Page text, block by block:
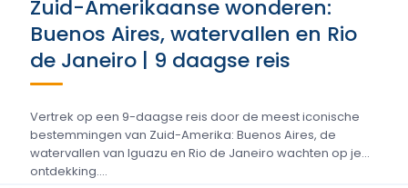
Zuid-Amerikaanse wonderen:
Buenos Aires, watervallen en Rio
de Janeiro | 9 daagse reis
Vertrek op een 9-daagse reis door de meest iconische
bestemmingen van Zuid-Amerika: Buenos Aires, de
watervallen van Iguazu en Rio de Janeiro wachten op je
ontdekking....